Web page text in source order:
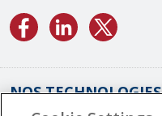
NOS TECHNOLOGIES